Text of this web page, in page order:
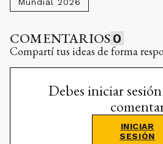
COMENTARIOS 0
Compartí tus ideas de forma
Debes iniciar
INICIAR
SESIÓN